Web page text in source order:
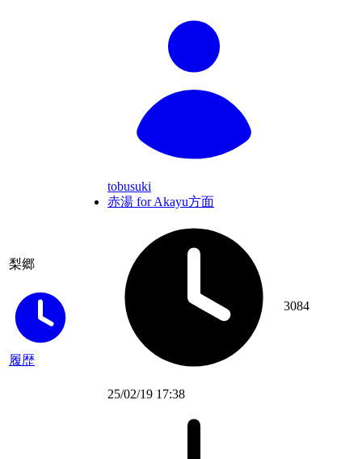
梨郷
履歴
tobusuki
赤湯 for Akayu方面
25/02/19 17:38
3084